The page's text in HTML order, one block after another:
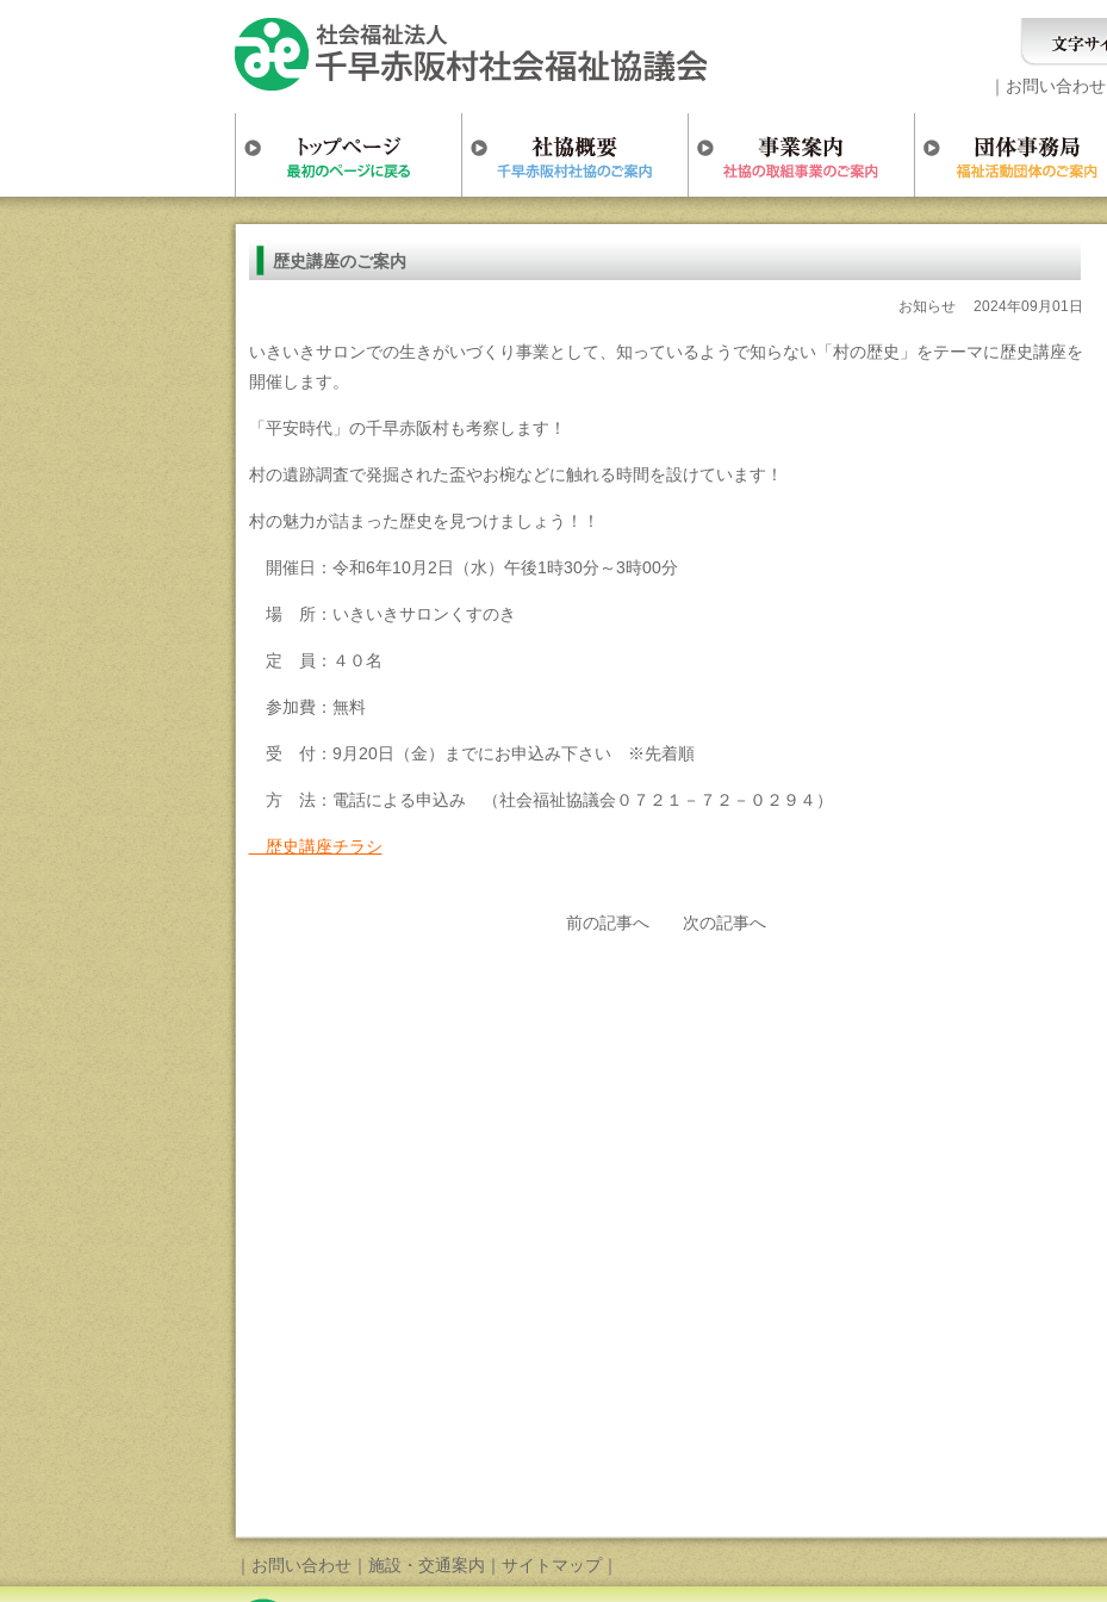
｜ お問い合わせ
歴史講座のご案内
2024年09月01日
お知らせ
いきいきサロンでの生きがいづくり事業として、知っているようで知らない「村の歴史」をテーマに歴史講座を
開催します。
「平安時代」の千早赤阪村も考察します！
村の遺跡調査で発掘された盃やお椀などに触れる時間を設けています！
村の魅力が詰まった歴史を見つけましょう！！
開催日：令和6年10月2日（水）午後1時30分～3時00分
場 所：いきいきサロンくすのき
定 員：４０名
参加費：無料
受 付：9月20日（金）までにお申込み下さい ※先着順
方 法：電話による申込み （社会福祉協議会０７２１－７２－０２９４）
歴史講座チラシ
前の記事へ 次の記事へ
｜ お問い合わせ 施設・交通案内 ｜ サイトマップ｜